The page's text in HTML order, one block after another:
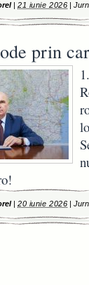
| 21 iunie 2026 |
prin
| 20 iunie 2026 |